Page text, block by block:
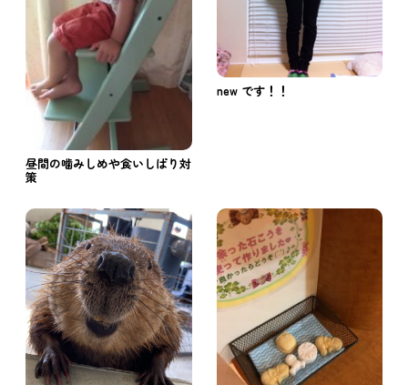
昼間の噛みしめや食いしばり対
策
new です！！